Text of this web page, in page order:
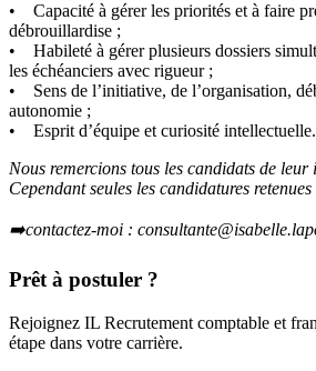
• Capacité à gérer les priorités et à faire
débrouillardise ;
• Habileté à gérer plusieurs dossiers
les échéanciers avec rigueur ;
• Sens de l’initiative, de l’organisation,
autonomie ;
• Esprit d’équipe et curiosité intellectuelle.
Nous remercions tous les candidats de leur
Cependant seules les candidatures
➡️contactez-moi :
Prêt à postuler ?
Rejoignez IL Recrutement comptable et
étape dans votre carrière.